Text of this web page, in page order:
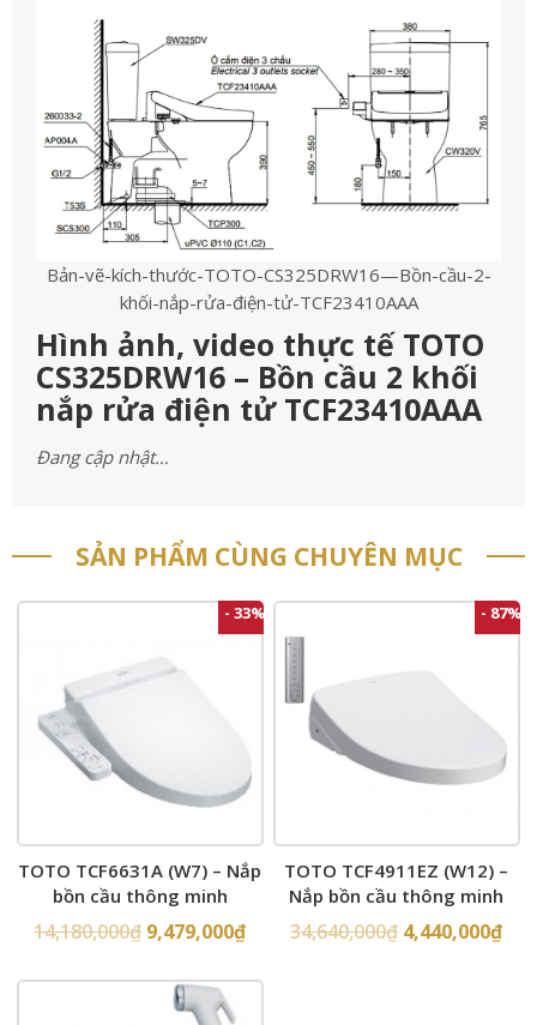
Bản-vẽ-kích-thước-TOTO-CS325DRW16—Bồn-cầu-2-
khối-nắp-rửa-điện-tử-TCF23410AAA
Hình ảnh, video thực tế TOTO
CS325DRW16 – Bồn cầu 2 khối
nắp rửa điện tử TCF23410AAA
Đang cập nhật…
SẢN PHẨM CÙNG CHUYÊN MỤC
- 33%
TOTO TCF6631A (W7) – Nắp
bồn cầu thông minh
14,180,000₫ 9,479,000₫
- 87%
TOTO TCF4911EZ (W12) –
Nắp bồn cầu thông minh
34,640,000₫ 4,440,000₫